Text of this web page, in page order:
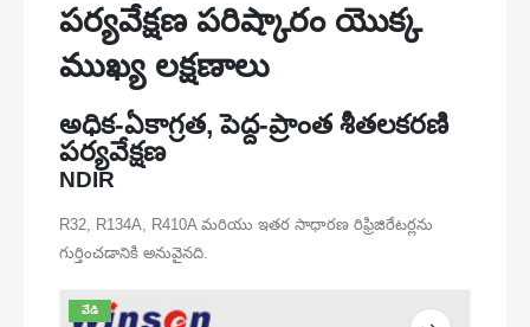
పర్యవేక్షణ పరిష్కారం యొక్క
ముఖ్య లక్షణాలు
అధిక-ఏకాగ్రత, పెద్ద-ప్రాంత శీతలకరణి
పర్యవేక్షణ
NDIR
R32, R134A, R410A మరియు ఇతర సాధారణ రిఫ్రిజిరేటర్లను
గుర్తించడానికి అనువైనది.
వేడి